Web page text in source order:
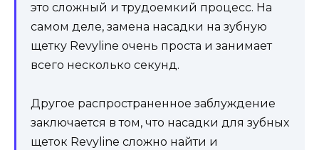
это сложный и трудоемкий процесс. На
самом деле, замена насадки на зубную
щетку Revyline очень проста и занимает
всего несколько секунд.
Другое распространенное заблуждение
заключается в том, что насадки для зубных
щеток Revyline сложно найти и